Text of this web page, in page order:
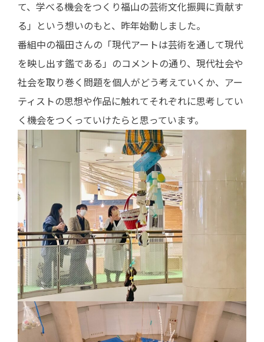
て、学べる機会をつくり福山の芸術文化振興に貢献す
る」という想いのもと、昨年始動しました。
番組中の福田さんの「現代アートは芸術を通して現代
を映し出す鑑である」のコメントの通り、現代社会や
社会を取り巻く問題を個人がどう考えていくか、アー
ティストの思想や作品に触れてそれぞれに思考してい
く機会をつくっていけたらと思っています。